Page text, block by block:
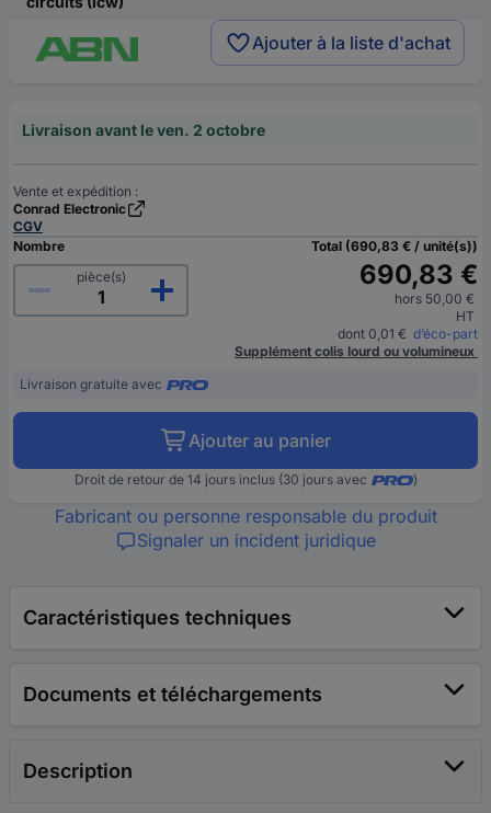
Ajouter à la liste d'achat
Livraison avant le ven. 2 octobre
Vente et expédition :
Conrad Electronic
CGV
Nombre
pièce(s)
Total (690,83 € / unité(s))
690,83 €
hors 50,00 €
HT
dont 0,01 € d’éco-part
Supplément colis lourd ou volumineux
Livraison gratuite avec
Ajouter au panier
Droit de retour de 14 jours inclus (30 jours avec )
Fabricant ou personne responsable du produit
Signaler un incident juridique
Caractéristiques techniques
Documents et téléchargements
Description